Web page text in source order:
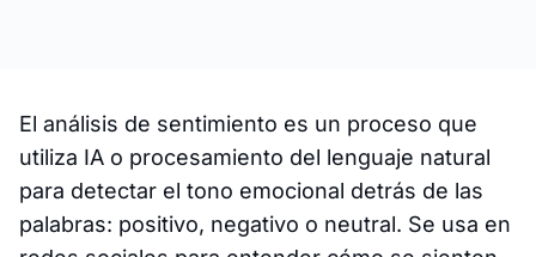
El análisis de sentimiento es un proceso que
utiliza IA o procesamiento del lenguaje natural
para detectar el tono emocional detrás de las
palabras: positivo, negativo o neutral. Se usa en